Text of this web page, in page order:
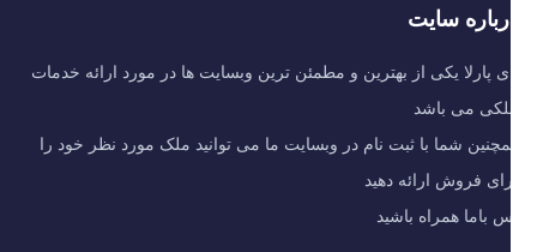
سایت
پارلا یکی از بهترین و مطمئن ترین وبسایت ها در مورد ارائه خدمات
می باشد
شما با ثبت نام در وبسایت ما می توانید ملک مورد نظر خود را
فروش ارائه دهید
باما همراه باشید